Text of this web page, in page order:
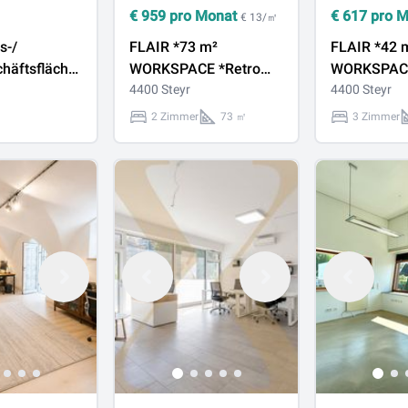
€959 pro Monat€ 13/㎡
FLAIR *73 m²
WORKSPACE *Retro
Büro/Studio
4400 Steyr
2 Zimmer 73 ㎡
€ 617pro
FLAIR *42
Büro
4400 Steyr
3 Zimmer